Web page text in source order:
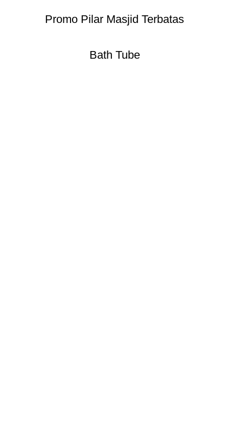
Promo Pilar Masjid Terbatas
Bath Tube